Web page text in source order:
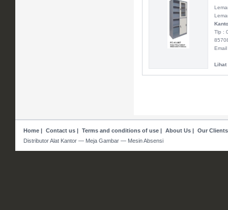
Tlp :
Lihat
Home| Contact us| Terms and conditions of use| About Us| Our Clients
Distributor Alat Kantor — Meja Gambar — Mesin Absensi